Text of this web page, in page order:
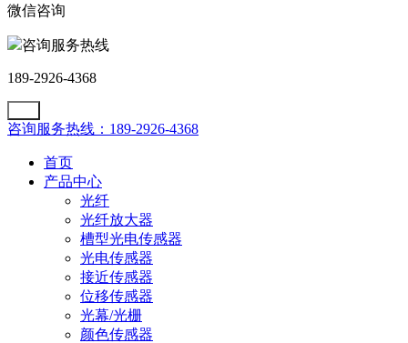
微信咨询
咨询服务热线
189-2926-4368
咨询服务热线：189-2926-4368
首页
产品中心
光纤
光纤放大器
槽型光电传感器
光电传感器
接近传感器
位移传感器
光幕/光栅
颜色传感器